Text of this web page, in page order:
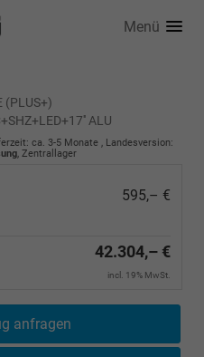
Menü
(PLUS+)
ALU
ca. 3-5 Monate , Landesversion:
, Zentrallager
595,– €
42.304,– €
incl. 19% MwSt.
anfragen